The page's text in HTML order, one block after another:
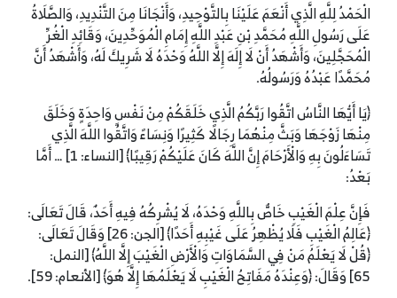
الْحَمْدُ لِلَّهِ الَّذِي أَنْعَمَ عَلَيْنَا بِالتَّوْحِيدِ، وَأَنْجَانَا مِنَ التَّنْدِيدِ، وَالصَّلَاةُ
عَلَى رَسُولِ اللَّهِ مُحَمَّدِ بْنِ عَبْدِ اللَّهِ إِمَامِ الْمُوَحِّدِينَ، وَقَائِدِ الْغُرِّ
الْمُحَجَّلِينَ، وَأَشْهَدُ أَنْ لَا إِلَهَ إِلَّا اللَّهُ وَحْدَهُ لَا شَرِيكَ لَهُ، وَأَشْهَدُ أَنَّ
مُحَمَّدًا عَبْدُهُ وَرَسُولُهُ.
﴿يَا أَيُّهَا النَّاسُ اتَّقُوا رَبَّكُمُ الَّذِي خَلَقَكُمْ مِنْ نَفْسٍ وَاحِدَةٍ وَخَلَقَ
مِنْهَا زَوْجَهَا وَبَثَّ مِنْهُمَا رِجَالًا كَثِيرًا وَنِسَاءً وَاتَّقُوا اللَّهَ الَّذِي
تَسَاءَلُونَ بِهِ وَالْأَرْحَامَ إِنَّ اللَّهَ كَانَ عَلَيْكُمْ رَقِيبًا﴾ [النساء: 1] … أَمَّا
بَعْدُ:
فَإِنَّ عِلْمَ الْغَيْبِ خَاصٌّ بِاللَّهِ وَحْدَهُ، لَا يُشْرِكُهُ فِيهِ أَحَدٌ، قَالَ تَعَالَى:
﴿عَالِمُ الْغَيْبِ فَلَا يُظْهِرُ عَلَى غَيْبِهِ أَحَدًا﴾ [الجن: 26] وَقَالَ تَعَالَى:
﴿قُلْ لَا يَعْلَمُ مَنْ فِي السَّمَاوَاتِ وَالْأَرْضِ الْغَيْبَ إِلَّا اللَّهُ﴾ [النمل:
65] وَقَالَ: ﴿وَعِنْدَهُ مَفَاتِحُ الْغَيْبِ لَا يَعْلَمُهَا إِلَّا هُوَ﴾ [الأنعام: 59].